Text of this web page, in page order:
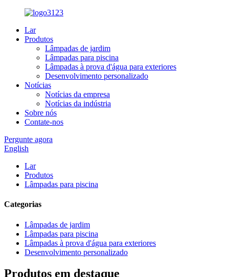
Lar
Produtos
Lâmpadas de jardim
Lâmpadas para piscina
Lâmpadas à prova d'água para exteriores
Desenvolvimento personalizado
Notícias
Notícias da empresa
Notícias da indústria
Sobre nós
Contate-nos
Pergunte agora
English
Lar
Produtos
Lâmpadas para piscina
Categorias
Lâmpadas de jardim
Lâmpadas para piscina
Lâmpadas à prova d'água para exteriores
Desenvolvimento personalizado
Produtos em destaque